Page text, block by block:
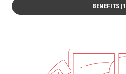
BENEFITS